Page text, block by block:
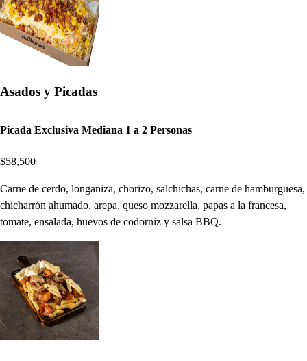
Asados y Picadas
Picada Exclusiva Mediana 1 a 2 Personas
$58,500
Carne de cerdo, longaniza, chorizo, salchichas, carne de hamburguesa,
chicharrón ahumado, arepa, queso mozzarella, papas a la francesa,
tomate, ensalada, huevos de codorniz y salsa BBQ.